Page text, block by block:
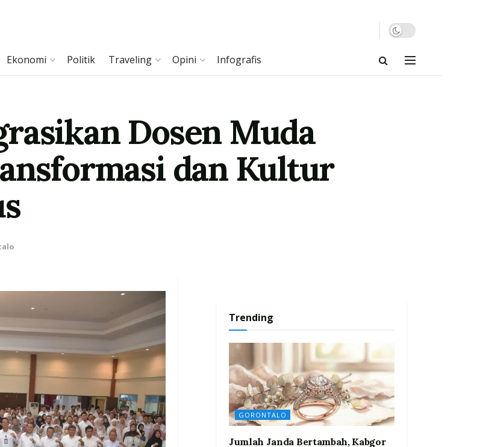
Ekonomi Politik Traveling Opini Infografis
Dosen Muda
dan Kultur
Trending
GORONTALO
Jumlah Janda Bertambah, Kabgor